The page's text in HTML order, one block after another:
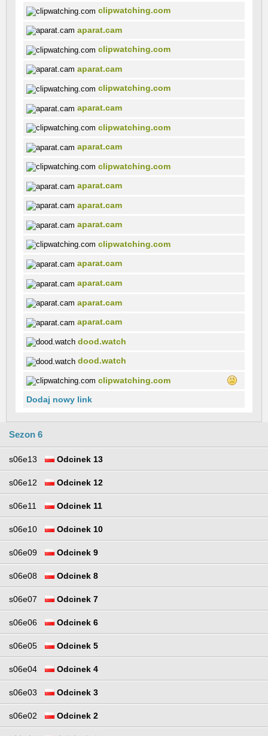
clipwatching.com
aparat.cam
clipwatching.com
aparat.cam
clipwatching.com
aparat.cam
clipwatching.com
aparat.cam
clipwatching.com
aparat.cam
aparat.cam
aparat.cam
clipwatching.com
aparat.cam
aparat.cam
aparat.cam
aparat.cam
dood.watch
dood.watch
clipwatching.com
Dodaj nowy link
Sezon 6
s06e13 Odcinek 13
s06e12 Odcinek 12
s06e11 Odcinek 11
s06e10 Odcinek 10
s06e09 Odcinek 9
s06e08 Odcinek 8
s06e07 Odcinek 7
s06e06 Odcinek 6
s06e05 Odcinek 5
s06e04 Odcinek 4
s06e03 Odcinek 3
s06e02 Odcinek 2